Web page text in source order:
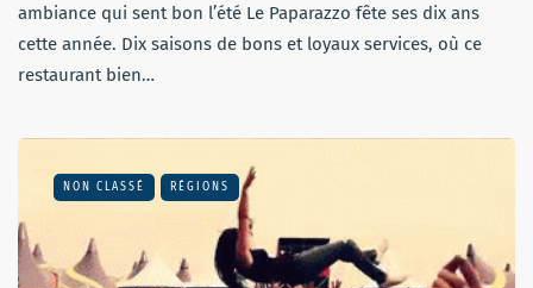
ambiance qui sent bon l’été Le Paparazzo fête ses dix ans
cette année. Dix saisons de bons et loyaux services, où ce
restaurant bien…
NON CLASSÉ RÉGIONS